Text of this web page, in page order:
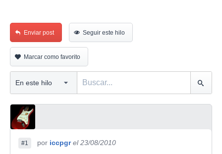
Enviar post Seguir este hilo
Marcar como favorito
#1 por iccpgr el 23/08/2010